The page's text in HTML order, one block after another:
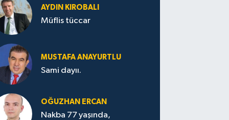
AYDIN KIROBALI
Müflis tüccar
MUSTAFA ANAYURTLU
Sami dayıı.
OĞUZHAN ERCAN
Nakba 77 yaşında,